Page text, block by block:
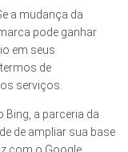
a mudança da
pode ganhar
em seus
de
serviços.
Bing, a parceria da
de ampliar sua base